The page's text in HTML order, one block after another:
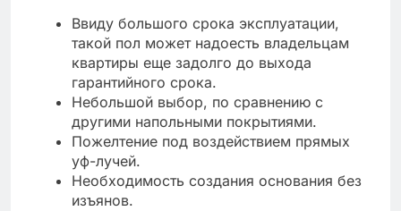
Ввиду большого срока эксплуатации,
такой пол может надоесть владельцам
квартиры еще задолго до выхода
гарантийного срока.
Небольшой выбор, по сравнению с
другими напольными покрытиями.
Пожелтение под воздействием прямых
уф-лучей.
Необходимость создания основания без
изъянов.